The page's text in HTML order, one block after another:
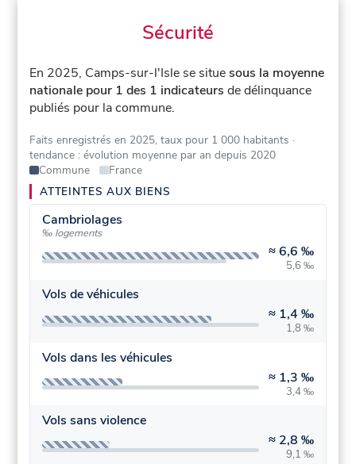
Sécurité
En 2025, Camps-sur-l'Isle se situesous la moyenne
nationale pour 1 des 1 indicateurs de délinquance
publiés pour la commune.
Faits enregistrés en 2025, taux pour 1 000 habitants ·
tendance : évolution moyenne par an depuis 2020
Commune
France
ATTEINTES AUX BIENS
Cambriolages
‰ logements
≈6,6 ‰
5,6 ‰
Vols de véhicules
≈ 1,4 ‰
1,8 ‰
Vols dans les véhicules
≈ 1,3 ‰
3,4 ‰
Vols sans violence
≈ 2,8 ‰
9,1 ‰